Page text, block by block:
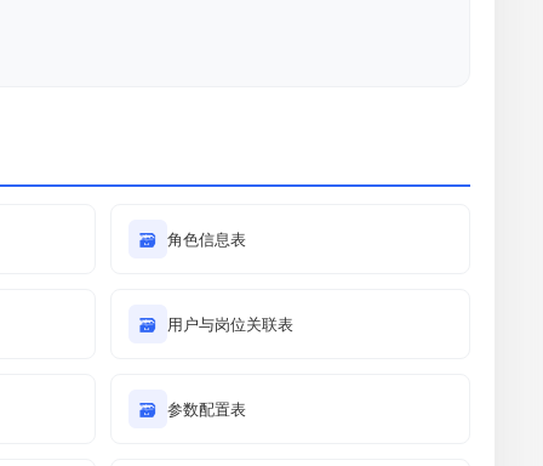
🗃 角色信息表
🗃 用户与岗位关联表
🗃 参数配置表